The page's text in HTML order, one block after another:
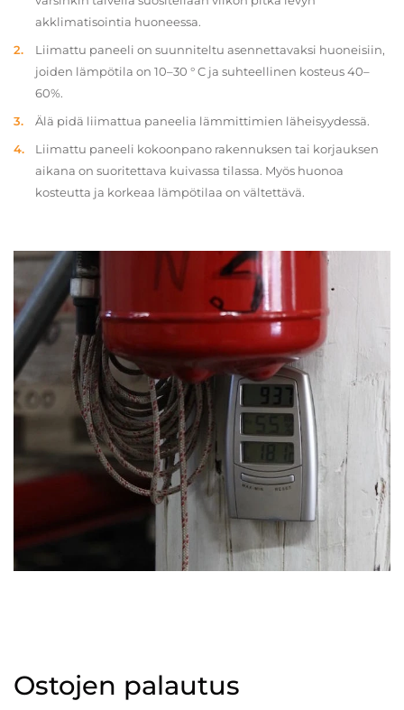
akklimatisointia huoneessa.
Liimattu paneeli on suunniteltu asennettavaksi huoneisiin,
joiden lämpötila on 10–30 ° C ja suhteellinen kosteus 40–
60%.
Älä pidä liimattua paneelia lämmittimien läheisyydessä.
Liimattu paneeli kokoonpano rakennuksen tai korjauksen
aikana on suoritettava kuivassa tilassa. Myös huonoa
kosteutta ja korkeaa lämpötilaa on vältettävä.
Ostojen palautus